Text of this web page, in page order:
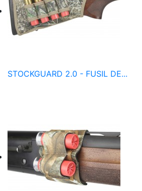
STOCKGUARD 2.0 - FUSIL DE...